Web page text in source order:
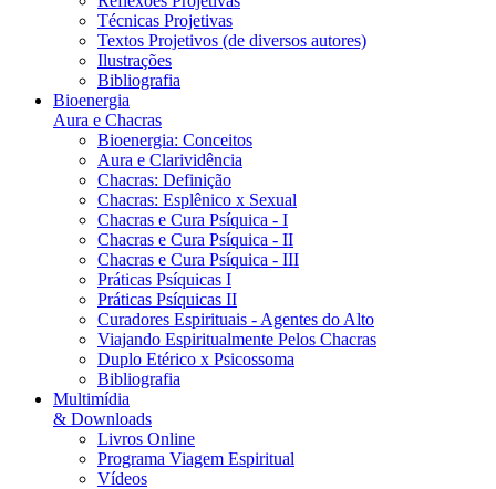
Técnicas Projetivas
Textos Projetivos (de diversos autores)
Ilustrações
Bibliografia
Bioenergia
Aura e Chacras
Bioenergia: Conceitos
Aura e Clarividência
Chacras: Definição
Chacras: Esplênico x Sexual
Chacras e Cura Psíquica - I
Chacras e Cura Psíquica - II
Chacras e Cura Psíquica - III
Práticas Psíquicas I
Práticas Psíquicas II
Curadores Espirituais - Agentes do Alto
Viajando Espiritualmente Pelos Chacras
Duplo Etérico x Psicossoma
Bibliografia
Multimídia
& Downloads
Livros Online
Programa Viagem Espiritual
Vídeos